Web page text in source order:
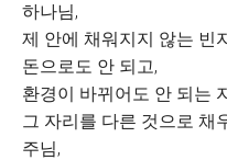
하나님,
제 안에 채워지지 않는 빈
돈으로도 안 되고,
환경이 바뀌어도 안 되는
그 자리를 다른 것으로 채
주님,